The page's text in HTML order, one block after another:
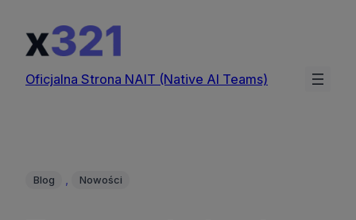
treści
Oficjalna Strona NAIT (Native AI Teams)
Blog , Nowości